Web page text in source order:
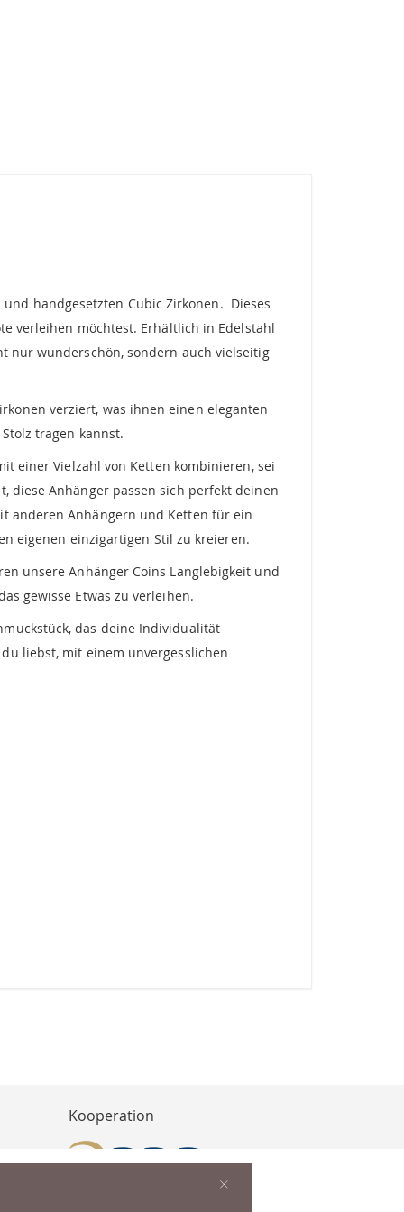
handgesetzten Cubic Zirkonen. Dieses
verleihen möchtest. Erhältlich in Edelstahl
nur wunderschön, sondern auch vielseitig
verziert, was ihnen einen eleganten
tragen kannst.
einer Vielzahl von Ketten kombinieren, sei
diese Anhänger passen sich perfekt deinen
anderen Anhängern und Ketten für ein
eigenen einzigartigen Stil zu kreieren.
unsere Anhänger Coins Langlebigkeit und
gewisse Etwas zu verleihen.
das deine Individualität
liebst, mit einem unvergesslichen
Kooperation
×